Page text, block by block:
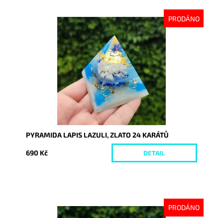
PRODÁNO
Vyprodáno
8727
PYRAMIDA LAPIS LAZULI, ZLATO 24 KARÁTŮ
690 Kč DETAIL
PRODÁNO